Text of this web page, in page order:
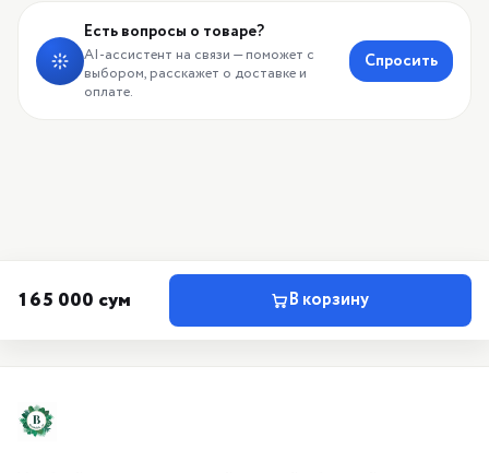
Есть вопросы о товаре?
AI-ассистент на связи — поможет с
выбором, расскажет о доставке и
оплате.
Спросить
165 000 сум В корзину